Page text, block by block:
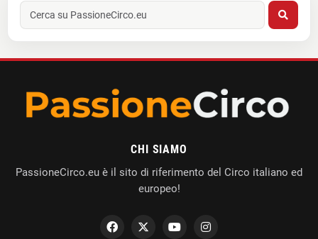
CHI SIAMO
PassioneCirco.eu è il sito di riferimento del Circo italiano ed
europeo!